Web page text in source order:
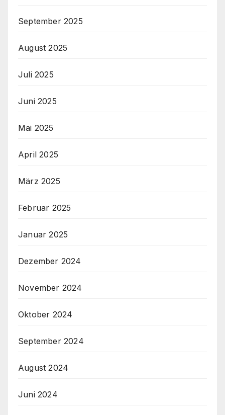
September 2025
August 2025
Juli 2025
Juni 2025
Mai 2025
April 2025
März 2025
Februar 2025
Januar 2025
Dezember 2024
November 2024
Oktober 2024
September 2024
August 2024
Juni 2024